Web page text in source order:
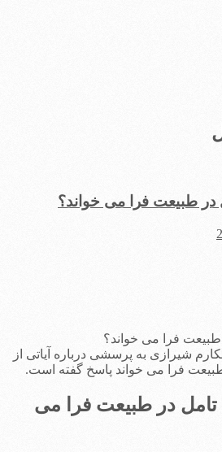
در طبیعت فرا می خواند؟
طبیعت فرا می خواند؟
شیرازی به پرسشی درباره آیاتی از
فرا می خواند پاسخ گفته است.
تامل در طبیعت فرا می